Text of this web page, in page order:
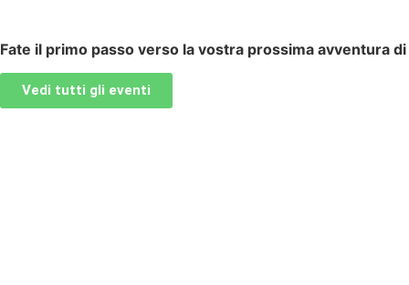
Fate il primo passo verso la vostra prossima avventura di
Vedi tutti gli eventi